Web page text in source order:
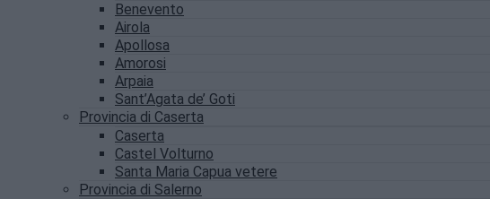
Benevento
Airola
Apollosa
Amorosi
Arpaia
Sant’Agata de’ Goti
Provincia di Caserta
Caserta
Castel Volturno
Santa Maria Capua vetere
Provincia di Salerno